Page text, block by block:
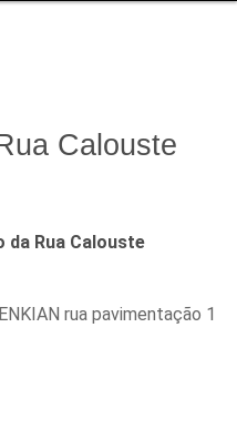
Calouste
da Rua Calouste